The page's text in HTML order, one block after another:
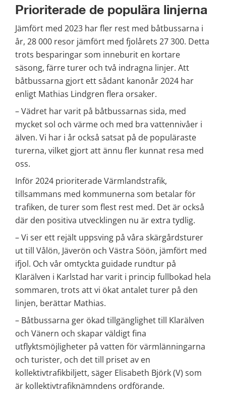
Prioriterade de populära linjerna
Jämfört med 2023 har fler rest med båtbussarna i
år, 28 000 resor jämfört med fjolårets 27 300. Detta
trots besparingar som inneburit en kortare
säsong, färre turer och två indragna linjer. Att
båtbussarna gjort ett sådant kanonår 2024 har
enligt Mathias Lindgren flera orsaker.
– Vädret har varit på båtbussarnas sida, med
mycket sol och värme och med bra vattennivåer i
älven. Vi har i år också satsat på de populäraste
turerna, vilket gjort att ännu fler kunnat resa med
oss.
Inför 2024 prioriterade Värmlandstrafik,
tillsammans med kommunerna som betalar för
trafiken, de turer som flest rest med. Det är också
där den positiva utvecklingen nu är extra tydlig.
– Vi ser ett rejält uppsving på våra skärgårdsturer
ut till Vålön, Jäverön och Västra Söön, jämfört med
ifjol. Och vår omtyckta guidade rundtur på
Klarälven i Karlstad har varit i princip fullbokad hela
sommaren, trots att vi ökat antalet turer på den
linjen, berättar Mathias.
– Båtbussarna ger ökad tillgänglighet till Klarälven
och Vänern och skapar väldigt fina
utflyktsmöjligheter på vatten för värmlänningarna
och turister, och det till priset av en
kollektivtrafikbiljett, säger Elisabeth Björk (V) som
är kollektivtrafiknämndens ordförande.